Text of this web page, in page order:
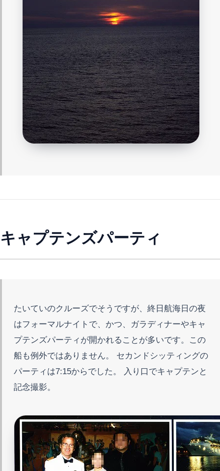
キャプテンズパーティ
たいていのクルーズでそうですが、終日航海日の夜
はフォーマルナイトで、かつ、ガラディナーやキャ
プテンズパーティが開かれることが多いです。この
船も例外ではありません。 セカンドシッティングの
パーティは7:15からでした。 入り口でキャプテンと
記念撮影。